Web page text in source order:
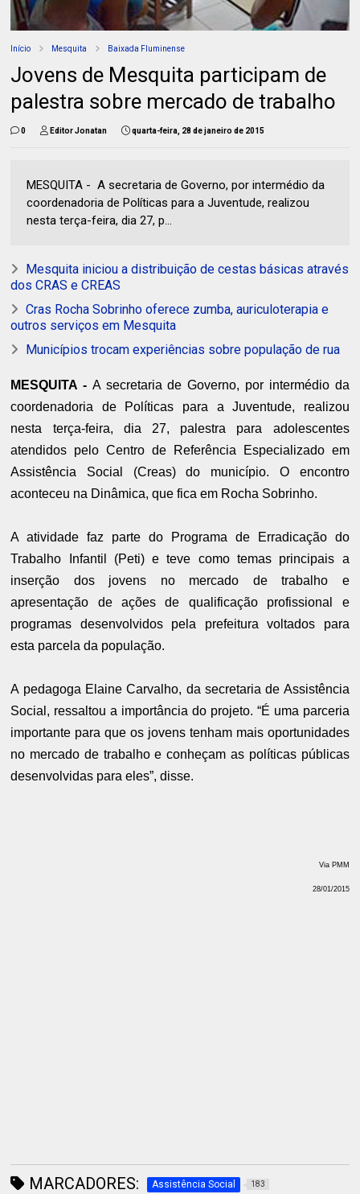
Início Mesquita Baixada Fluminense
Jovens de Mesquita participam de
palestra sobre mercado de trabalho
0 Editor Jonatan quarta-feira, 28 de janeiro de 2015
MESQUITA - A secretaria de Governo, por intermédio da
coordenadoria de Políticas para a Juventude, realizou
nesta terça-feira, dia 27, p...
Mesquita iniciou a distribuição de cestas básicas através
dos CRAS e CREAS
Cras Rocha Sobrinho oferece zumba, auriculoterapia e
outros serviços em Mesquita
Municípios trocam experiências sobre população de rua
MESQUITA - A secretaria de Governo, por intermédio da
coordenadoria de Políticas para a Juventude, realizou
nesta terça-feira, dia 27, palestra para adolescentes
atendidos pelo Centro de Referência Especializado em
Assistência Social (Creas) do município. O encontro
aconteceu na Dinâmica, que fica em Rocha Sobrinho.
A atividade faz parte do Programa de Erradicação do
Trabalho Infantil (Peti) e teve como temas principais a
inserção dos jovens no mercado de trabalho e
apresentação de ações de qualificação profissional e
programas desenvolvidos pela prefeitura voltados para
esta parcela da população.
A pedagoga Elaine Carvalho, da secretaria de Assistência
Social, ressaltou a importância do projeto. “É uma parceria
importante para que os jovens tenham mais oportunidades
no mercado de trabalho e conheçam as políticas públicas
desenvolvidas para eles”, disse.
Via PMM
28/01/2015
MARCADORES: Assistência Social 183